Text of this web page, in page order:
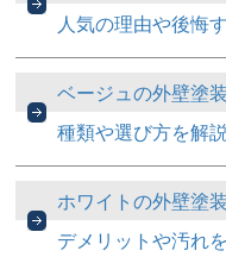
人気の理由や後悔
ベージュの外壁塗
種類や選び方を解
ホワイトの外壁塗
デメリットや汚れ